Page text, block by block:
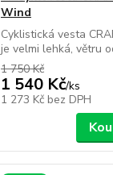
Wind
Cyklistická vesta
je velmi lehká, větru
1 750 Kč
1 540 Kč/ks
1 273 Kč bez DPH